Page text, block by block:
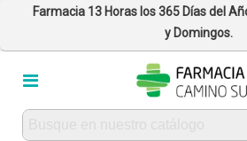
Farmacia 13 Horas los 365 Días del
y Domingos.